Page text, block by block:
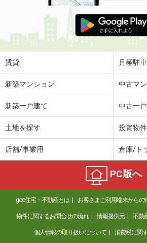
賃貸 月極駐
新築マンション 中古マ
新築一戸建て 中古一
土地を探す 投資物
店舗/事業用 倉庫/ト
PC版へ
goo住宅・不動産とは お客さまご利用端末から
物件に関するお問合せの流れ 情報提供元 不動
個人情報の取り扱いについて 消費税に関